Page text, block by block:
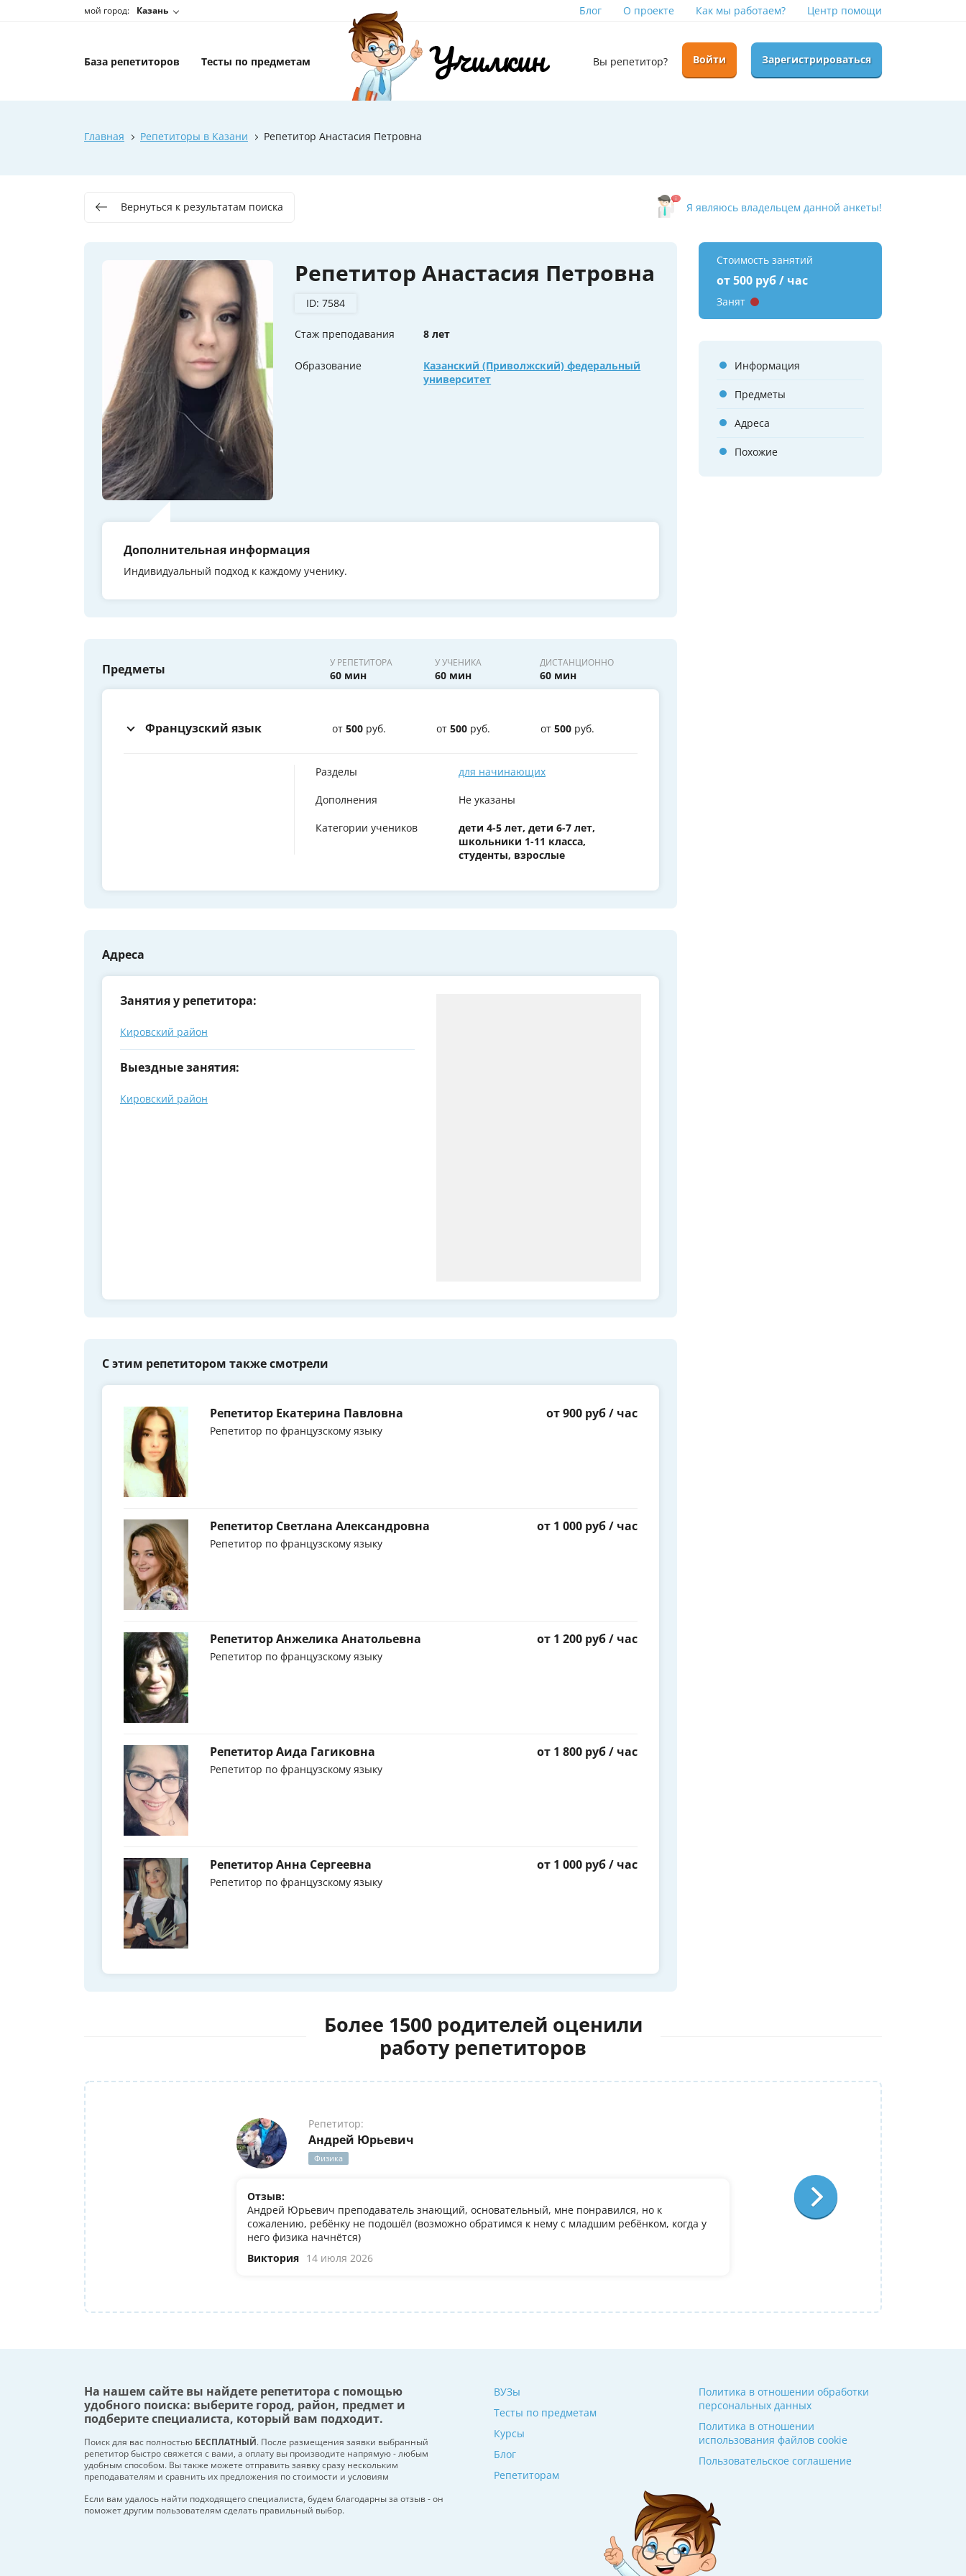
мой город: Казань Блог О проекте Как мы работаем? Центр помощи
База репетиторов Тесты по предметам Вы репетитор? Войти Зарегистрироваться
Главная Репетиторы в Казани Репетитор Анастасия Петровна
Вернуться к результатам поиска Я являюсь владельцем данной анкеты!
Репетитор Анастасия Петровна
ID: 7584
Стаж преподавания 8 лет
Образование
Казанский (Приволжский) федеральный
университет
Дополнительная информация
Индивидуальный подход к каждому ученику.
Предметы У РЕПЕТИТОРА
60 мин
У УЧЕНИКА
60 мин
ДИСТАНЦИОННО
60 мин
Французский язык от 500 руб. от 500 руб. от 500 руб.
Разделы для начинающих
Дополнения Не указаны
Категории учеников
дети 4-5 лет, дети 6-7 лет,
школьники 1-11 класса,
студенты, взрослые
Адреса
Занятия у репетитора:
Кировский район
Выездные занятия:
Кировский район
С этим репетитором также смотрели
Репетитор Екатерина Павловна
Репетитор по французскому языку
от 900 руб / час
Репетитор Светлана Александровна
Репетитор по французскому языку
от 1 000 руб / час
Репетитор Анжелика Анатольевна
Репетитор по французскому языку
от 1 200 руб / час
Репетитор Аида Гагиковна
Репетитор по французскому языку
от 1 800 руб / час
Репетитор Анна Сергеевна
Репетитор по французскому языку
от 1 000 руб / час
Стоимость занятий
от 500 руб / час
Занят
Информация
Предметы
Адреса
Похожие
Более 1500 родителей оценили
работу репетиторов
Репетитор:
Андрей Юрьевич
Физика
Отзыв:
Андрей Юрьевич преподаватель знающий, основательный, мне понравился, но к
сожалению, ребёнку не подошёл (возможно обратимся к нему с младшим ребёнком, когда у
него физика начнётся)
Виктория 14 июля 2026
Ольга Александровна
У дочери есть желание поступить в it
олимпиадеого уровня 7 и 8 класс за
9. Искали посильнее преподавателя
Ольгой Александровне! Спасибо!
На нашем сайте вы найдете репетитора с помощью
удобного поиска: выберите город, район, предмет и
подберите специалиста, который вам подходит.
Поиск для вас полностью БЕСПЛАТНЫЙ. После размещения заявки выбранный
репетитор быстро свяжется с вами, а оплату вы производите напрямую - любым
удобным способом. Вы также можете отправить заявку сразу нескольким
преподавателям и сравнить их предложения по стоимости и условиям
Если вам удалось найти подходящего специалиста, будем благодарны за отзыв - он
поможет другим пользователям сделать правильный выбор.
ВУЗы
Тесты по предметам
Курсы
Блог
Репетиторам
Политика в отношении обработки
персональных данных
Политика в отношении
использования файлов cookie
Пользовательское соглашение